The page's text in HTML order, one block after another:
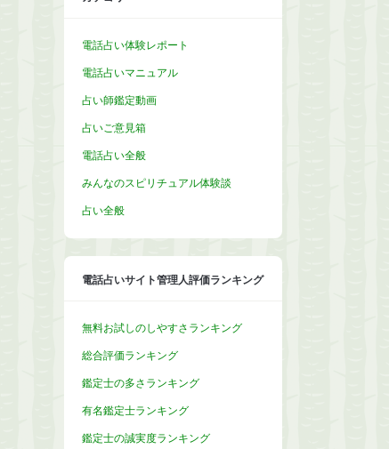
電話占い体験レポート
電話占いマニュアル
占い師鑑定動画
占いご意見箱
電話占い全般
みんなのスピリチュアル体験談
占い全般
電話占いサイト管理人評価ランキング
無料お試しのしやすさランキング
総合評価ランキング
鑑定士の多さランキング
有名鑑定士ランキング
鑑定士の誠実度ランキング